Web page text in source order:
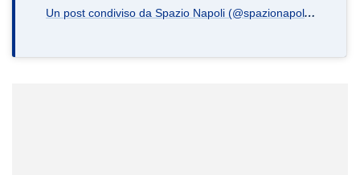
U
n post condiviso da Spazio Napoli (@spazionapoli.it)